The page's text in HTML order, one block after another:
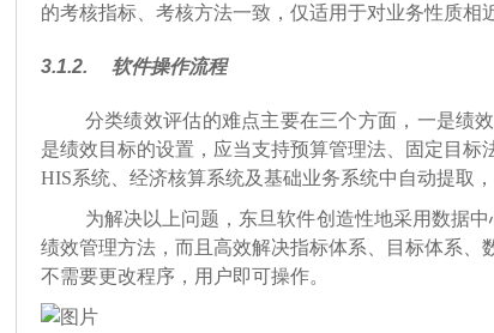
的考核指标、考核方法一致，仅适用于对业务性质相
3.1.2. 软件操作流程
分类绩效评估的难点主要在三个方面，一是绩
是绩效目标的设置，应当支持预算管理法、固定目
HIS系统、经济核算系统及基础业务系统中自动提取
为解决以上问题，东旦软件创造性地采用数据
绩效管理方法，而且高效解决指标体系、目标体系、
不需要更改程序，用户即可操作。